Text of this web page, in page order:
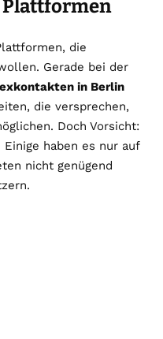
die
Gerade bei der
in Berlin
die versprechen,
Doch Vorsicht:
haben es nur auf
nicht genügend